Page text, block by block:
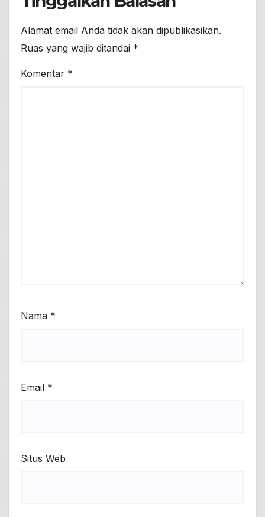
Alamat email Anda tidak akan dipublikasikan.
Ruas yang wajib ditandai *
Komentar *
Nama *
Email *
Situs Web